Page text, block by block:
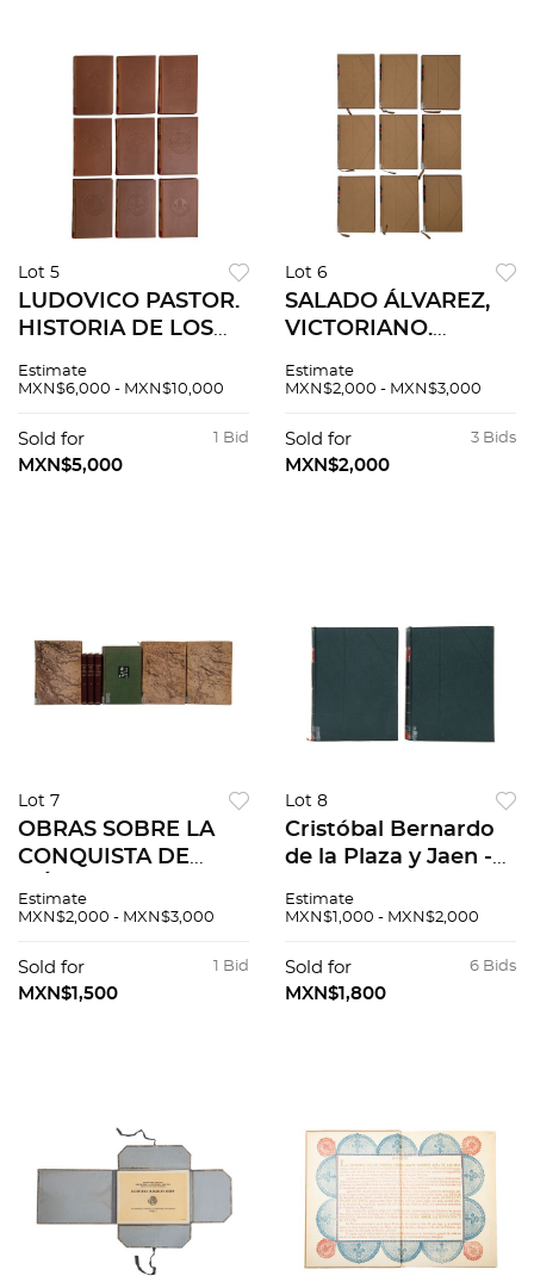
Lot 5
LUDOVICO PASTOR.
HISTORIA DE LOS
AIRES, ARGENTINA /
VARIOS AÑOS.
Tomos I - XXXII,
Estimate
MXN$6,000 - MXN$10,000
1 Bid
Sold for
MXN$5,000
Lot 6
SALADO ÁLVAREZ,
VICTORIANO.
NACIONALES.
REFORMA, LA
INTERVENCIÓN, EL
Estimate
MXN$2,000 - MXN$3,000
3 Bids
Sold for
MXN$2,000
Lot 7
OBRAS SOBRE LA
CONQUISTA DE
DÍAZ DEL CASTILLO
LAS CASAS /
HERNÁN CORTÉS.
Estimate
MXN$2,000 - MXN$3,000
1 Bid
Sold for
MXN$1,500
Lot 8
Cristóbal Bernardo
de la Plaza y Jaen -
Crónica de la Real y
Universidad de
México. Pzs 2
Estimate
MXN$1,000 - MXN$2,000
6 Bids
Sold for
MXN$1,800